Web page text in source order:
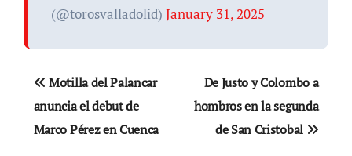
(@torosvalladolid) January 31, 2025
Navegación
de
entradas
Motilla del Palancar
anuncia el debut de
Marco Pérez en Cuenca
De Justo y Colombo a
hombros en la segunda
de San Cristobal